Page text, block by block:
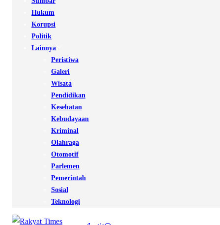
Hukum
Korupsi
Politik
Lainnya
Peristiwa
Galeri
Wisata
Pendidikan
Kesehatan
Kebudayaan
Kriminal
Olahraga
Otomotif
Parlemen
Pemerintah
Sosial
Teknologi